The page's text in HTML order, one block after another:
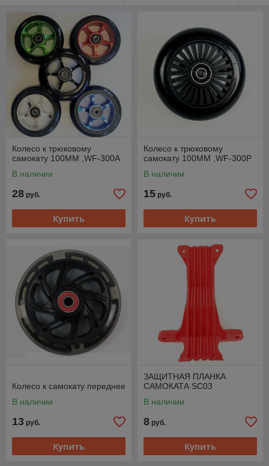
запчастями для своего самоката!
Колесо к трюковому
самокату 100ММ ,WF-300A
В наличии
28 руб.
Купить
Колесо к трюковому
самокату 100ММ ,WF-300P
В наличии
15 руб.
Купить
Колесо к самокату переднее
В наличии
13 руб.
Купить
ЗАЩИТНАЯ ПЛАНКА
САМОКАТА SC03
В наличии
8 руб.
Купить